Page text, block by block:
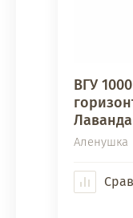
ВГУ
Аленушка